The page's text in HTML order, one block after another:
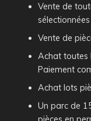
Vente de
sélectionnées
Vente de
Achat toutes
Paiement
Achat lots
Un parc de